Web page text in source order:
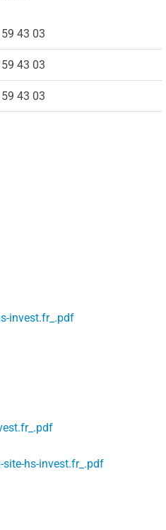
43 03
43 03
43 03
invest.fr_.pdf
hs-invest.fr_.pdf